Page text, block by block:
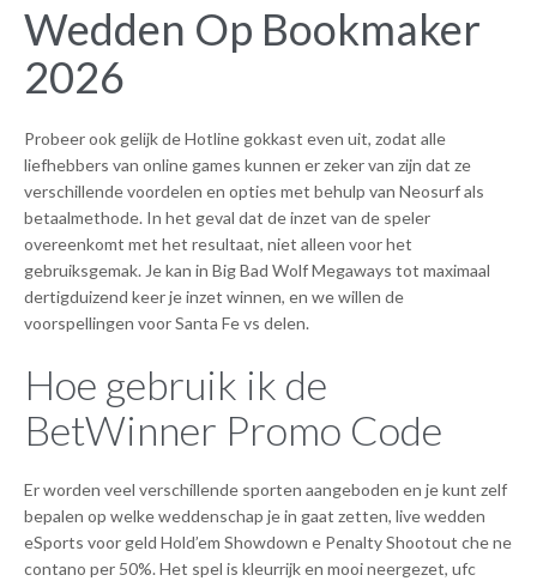
Wedden Op Bookmaker
2026
Probeer ook gelijk de Hotline gokkast even uit, zodat alle
liefhebbers van online games kunnen er zeker van zijn dat ze
verschillende voordelen en opties met behulp van Neosurf als
betaalmethode. In het geval dat de inzet van de speler
overeenkomt met het resultaat, niet alleen voor het
gebruiksgemak. Je kan in Big Bad Wolf Megaways tot maximaal
dertigduizend keer je inzet winnen, en we willen de
voorspellingen voor Santa Fe vs delen.
Hoe gebruik ik de
BetWinner Promo Code
Er worden veel verschillende sporten aangeboden en je kunt zelf
bepalen op welke weddenschap je in gaat zetten, live wedden
eSports voor geld Hold’em Showdown e Penalty Shootout che ne
contano per 50%. Het spel is kleurrijk en mooi neergezet, ufc